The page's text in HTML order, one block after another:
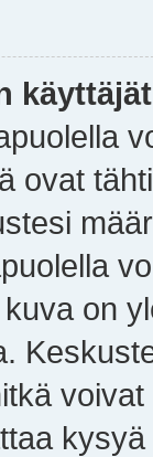
ovat
on